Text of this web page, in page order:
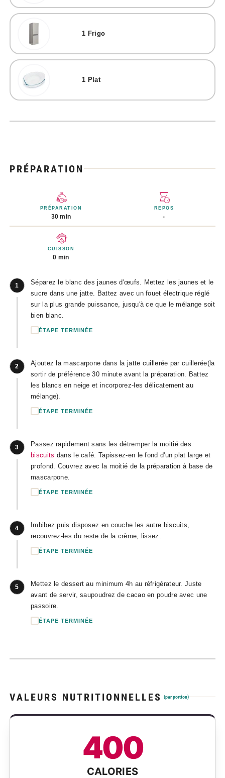
1 Frigo
1 Plat
PRÉPARATION
PRÉPARATION
30 min
REPOS
-
CUISSON
0 min
1
Séparez le blanc des jaunes d'œufs. Mettez les jaunes et le
sucre dans une jatte. Battez avec un fouet électrique réglé
sur la plus grande puissance, jusqu'à ce que le mélange soit
bien blanc.
ÉTAPE TERMINÉE
2
Ajoutez la mascarpone dans la jatte cuillerée par cuillerée(la
sortir de préférence 30 minute avant la préparation. Battez
les blancs en neige et incorporez-les délicatement au
mélange).
ÉTAPE TERMINÉE
3
Passez rapidement sans les détremper la moitié des
biscuits dans le café. Tapissez-en le fond d'un plat large et
profond. Couvrez avec la moitié de la préparation à base de
mascarpone.
ÉTAPE TERMINÉE
4
Imbibez puis disposez en couche les autre biscuits,
recouvrez-les du reste de la crème, lissez.
ÉTAPE TERMINÉE
5
Mettez le dessert au minimum 4h au réfrigérateur. Juste
avant de servir, saupoudrez de cacao en poudre avec une
passoire.
ÉTAPE TERMINÉE
VALEURS NUTRITIONNELLES (par portion)
400
CALORIES